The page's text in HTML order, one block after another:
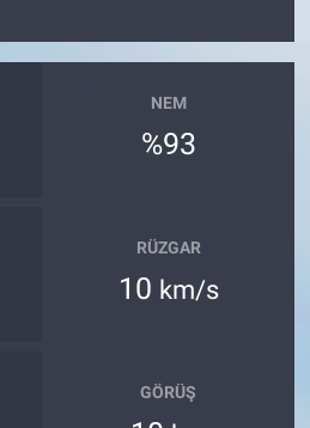
NEM
%93
RÜZGAR
10 km/s
GÖRÜŞ